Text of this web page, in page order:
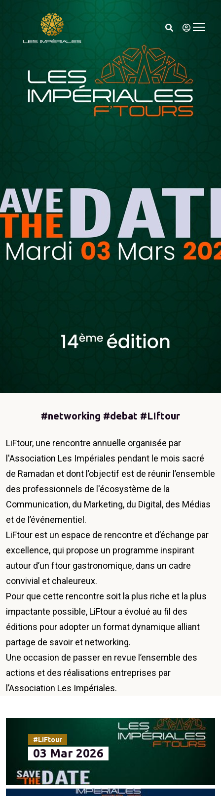
#networking #debat #LIftour
LiFtour, une rencontre annuelle organisée par
l'Association Les Impériales pendant le mois sacré
de Ramadan et dont l’objectif est de réunir l’ensemble
des professionnels de l'écosystème de la
Communication, du Marketing, du Digital, des Médias
et de l’événementiel.
LiFtour est un espace de rencontre et d’échange par
excellence, qui propose un programme inspirant
autour d’un ftour gastronomique, dans un cadre
convivial et chaleureux.
Pour que cette rencontre soit la plus riche et la plus
impactante possible, LiFtour a évolué au fil des
éditions pour adopter un format dynamique alliant
partage de savoir et networking.
Une occasion de passer en revue l’ensemble des
actions et des réalisations entreprises par
l’Association Les Impériales.
#LiFtour
03 Mar 2026